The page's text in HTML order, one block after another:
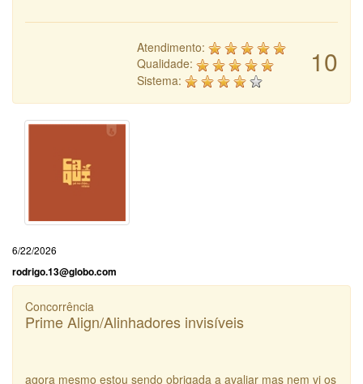
10
Atendimento:
Qualidade:
Sistema:
6/22/2026
rodrigo.13@globo.com
Concorrência
Prime Align/Alinhadores invisíveis
agora mesmo estou sendo obrigada a avaliar mas nem vi os